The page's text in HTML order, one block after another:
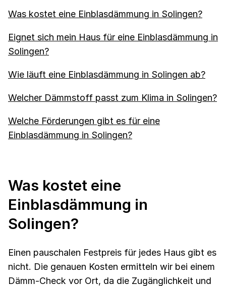
Was kostet eine Einblasdämmung in Solingen?
Eignet sich mein Haus für eine Einblasdämmung in
Solingen?
Wie läuft eine Einblasdämmung in Solingen ab?
Welcher Dämmstoff passt zum Klima in Solingen?
Welche Förderungen gibt es für eine
Einblasdämmung in Solingen?
Was kostet eine
Einblasdämmung in
Solingen?
Einen pauschalen Festpreis für jedes Haus gibt es
nicht. Die genauen Kosten ermitteln wir bei einem
Dämm-Check vor Ort, da die Zugänglichkeit und